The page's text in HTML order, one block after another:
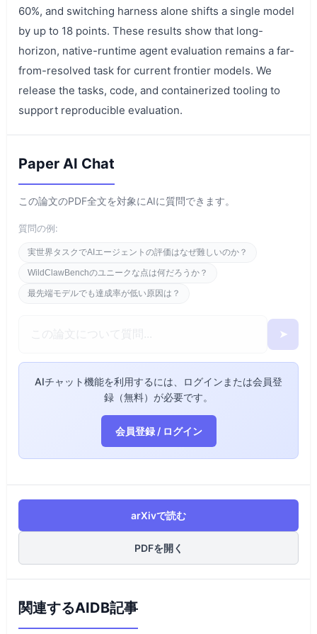
60%, and switching harness alone shifts a single model
by up to 18 points. These results show that long-
horizon, native-runtime agent evaluation remains a far-
from-resolved task for current frontier models. We
release the tasks, code, and containerized tooling to
support reproducible evaluation.
Paper AI Chat
この論文のPDF全文を対象にAIに質問できます。
質問の例:
実世界タスクでAIエージェントの評価はなぜ難しいのか？
WildClawBenchのユニークな点は何だろうか？
最先端モデルでも達成率が低い原因は？
➤
AIチャット機能を利用するには、ログインまたは会員登
録（無料）が必要です。
会員登録 / ログイン
arXivで読む
PDFを開く
関連するAIDB記事